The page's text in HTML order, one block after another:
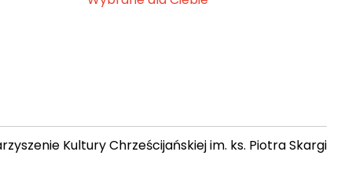
Kultury Chrześcijańskiej im. ks. Piotra Skargi